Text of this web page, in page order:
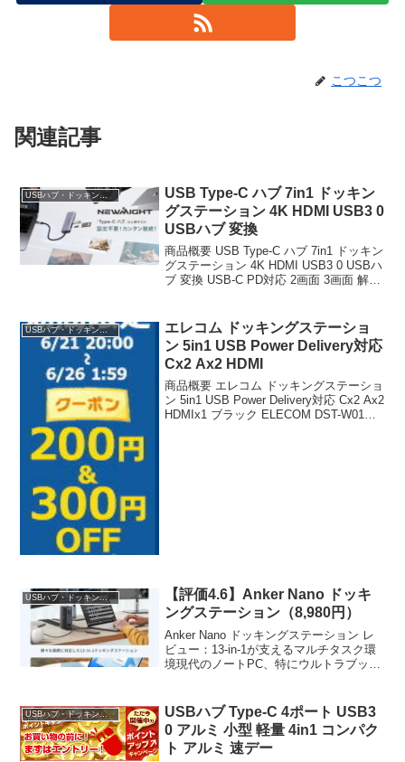
こつこつ
関連記事
USB Type-C ハブ 7in1 ドッキン
グステーション 4K HDMI USB3 0
USBハブ 変換
商品概要 USB Type-C ハブ 7in1 ドッキン
グステーション 4K HDMI USB3 0 USBハ
ブ 変換 USB-C PD対応 2画面 3画面 解像
USBハブ・ドッキングステーション
エレコム ドッキングステーショ
ン 5in1 USB Power Delivery対応
Cx2 Ax2 HDMI
商品概要 エレコム ドッキングステーショ
ン 5in1 USB Power Delivery対応 Cx2 Ax2
HDMIx1 ブラック ELECOM DST-W01の
USBハブ・ドッキングステーション
【評価4.6】Anker Nano ドッキ
ングステーション（8,980円）
Anker Nano ドッキングステーション レ
ビュー：13-in-1が支えるマルチタスク環
境現代のノートPC、特にウルトラブック
スが大幅に削ぎ落とされている。USB-...
USBハブ・ドッキングステーション
USBハブ Type-C 4ポート USB3
0 アルミ 小型 軽量 4in1 コンパク
ト アルミ 速デー